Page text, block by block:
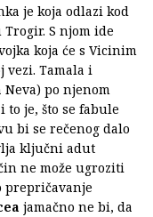
je koja odlazi kod
S njom ide
koja će s Vicinim
Tamala i
po njenom
je, što se fabule
bi se rečenog dalo
ključni adut
ne može ugroziti
prepričavanje
jamačno ne bi, da